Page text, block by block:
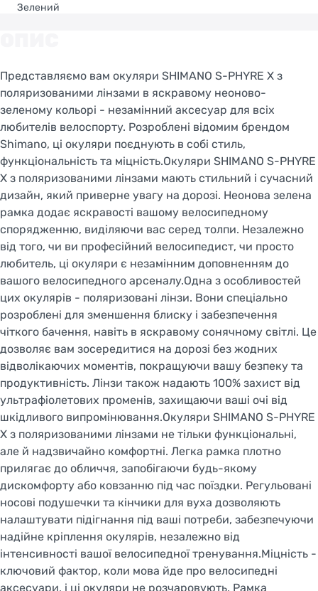
Зелений
Представляємо вам окуляри SHIMANO S-PHYRE X з
поляризованими лінзами в яскравому неоново-
зеленому кольорі - незамінний аксесуар для всіх
любителів велоспорту. Розроблені відомим брендом
Shimano, ці окуляри поєднують в собі стиль,
функціональність та міцність.Окуляри SHIMANO S-PHYRE
X з поляризованими лінзами мають стильний і сучасний
дизайн, який приверне увагу на дорозі. Неонова зелена
рамка додає яскравості вашому велосипедному
спорядженню, виділяючи вас серед толпи. Незалежно
від того, чи ви професійний велосипедист, чи просто
любитель, ці окуляри є незамінним доповненням до
вашого велосипедного арсеналу.Одна з особливостей
цих окулярів - поляризовані лінзи. Вони спеціально
розроблені для зменшення блиску і забезпечення
чіткого бачення, навіть в яскравому сонячному світлі. Це
дозволяє вам зосередитися на дорозі без жодних
відволікаючих моментів, покращуючи вашу безпеку та
продуктивність. Лінзи також надають 100% захист від
ультрафіолетових променів, захищаючи ваші очі від
шкідливого випромінювання.Окуляри SHIMANO S-PHYRE
X з поляризованими лінзами не тільки функціональні,
але й надзвичайно комфортні. Легка рамка плотно
прилягає до обличчя, запобігаючи будь-якому
дискомфорту або ковзанню під час поїздки. Регульовані
носові подушечки та кінчики для вуха дозволяють
налаштувати підігнання під ваші потреби, забезпечуючи
надійне кріплення окулярів, незалежно від
інтенсивності вашої велосипедної тренування.Міцність -
ключовий фактор, коли мова йде про велосипедні
аксесуари, і ці окуляри не розчаровують. Рамка